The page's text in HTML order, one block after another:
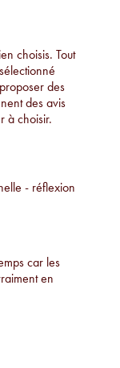
choisis. Tout
des
des avis
à choisir.
- réflexion
car les
en